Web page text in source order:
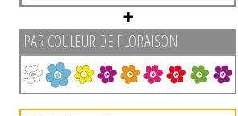
PAR COULEUR DE FLORAISON